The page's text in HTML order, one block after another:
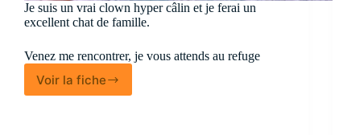
Je suis un vrai clown hyper câlin et je ferai un
excellent chat de famille.
Venez me rencontrer, je vous attends au refuge
Voir la fiche
Rio